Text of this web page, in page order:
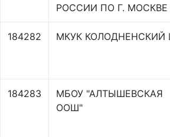
РОССИИ ПО Г. МОСКВЕ
184282 МКУК КОЛОДНЕНСКИЙ
184283
МБОУ "АЛТЫШЕВСКАЯ
ООШ"